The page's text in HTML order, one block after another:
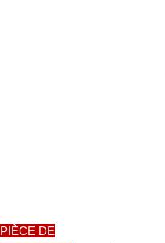
PIÈCE DE